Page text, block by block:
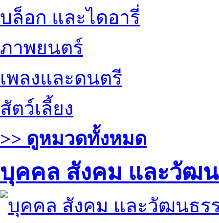
บล็อก และไดอารี่
ภาพยนตร์
เพลงและดนตรี
สัตว์เลี้ยง
>> ดูหมวดทั้งหมด
บุคคล สังคม และวัฒ